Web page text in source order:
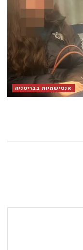
אנטישמיות בבריטניה